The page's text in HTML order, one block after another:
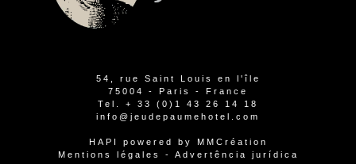
54, rue Saint Louis en l'île
75004 - Paris - France
Tel. + 33 (0)1 43 26 14 18
info@jeudepaumehotel.com
HAPI powered by
MMCréation
Mentions légales
- Advertência jurídica